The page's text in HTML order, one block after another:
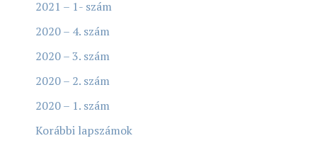
2021 – 1- szám
2020 – 4. szám
2020 – 3. szám
2020 – 2. szám
2020 – 1. szám
Korábbi lapszámok